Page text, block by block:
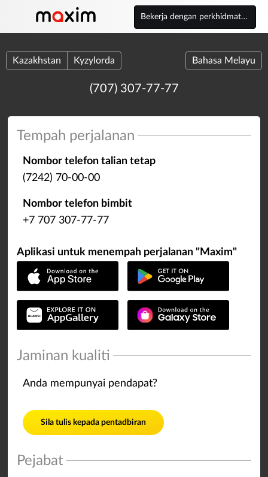
Bekerja dengan perkhidmatan
Kazakhstan Kyzylorda
(707) 307-77-77
Bahasa Melayu
Tempah perjalanan
Nombor telefon talian tetap
(7242) 70-00-00
Nombor telefon bimbit
+7 707 307-77-77
Aplikasi untuk menempah perjalanan "Maxim"
Jaminan kualiti
Anda mempunyai pendapat?
Sila tulis kepada pentadbiran
Pejabat